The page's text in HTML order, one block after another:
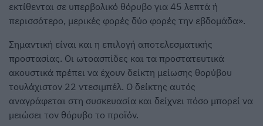
εκτίθενται σε υπερβολικό θόρυβο για 45 λεπτά ή
περισσότερο, μερικές φορές δύο φορές την εβδομάδα».
Σημαντική είναι και η επιλογή αποτελεσματικής
προστασίας. Οι ωτοασπίδες και τα προστατευτικά
ακουστικά πρέπει να έχουν δείκτη μείωσης θορύβου
τουλάχιστον 22 ντεσιμπέλ. Ο δείκτης αυτός
αναγράφεται στη συσκευασία και δείχνει πόσο μπορεί να
μειώσει τον θόρυβο το προϊόν.